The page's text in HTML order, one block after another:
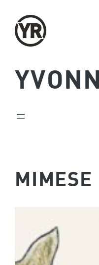
Inhalt
springen
MIMESE